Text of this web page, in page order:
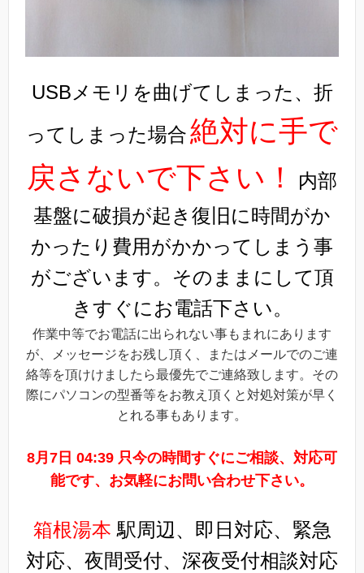
USBメモリを曲げてしまった、折
ってしまった場合絶対に手で
戻さないで下さい！
内部
基盤に破損が起き復旧に時間がか
かったり費用がかかってしまう事
がございます。そのままにして頂
きすぐにお電話下さい。
作業中等でお電話に出られない事もまれにあります
が、メッセージをお残し頂く、またはメールでのご連
絡等を頂けけましたら最優先でご連絡致します。その
際にパソコンの型番等をお教え頂くと対処対策が早く
とれる事もあります。
8月7日 04:39 只今の時間すぐにご相談、対応可
能です、お気軽にお問い合わせ下さい。
箱根湯本 駅周辺、即日対応、緊急
対応、夜間受付、深夜受付相談対応